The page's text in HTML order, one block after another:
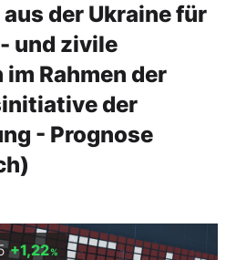
der Ukraine für
und zivile
Rahmen der
der
- Prognose
+1,22%